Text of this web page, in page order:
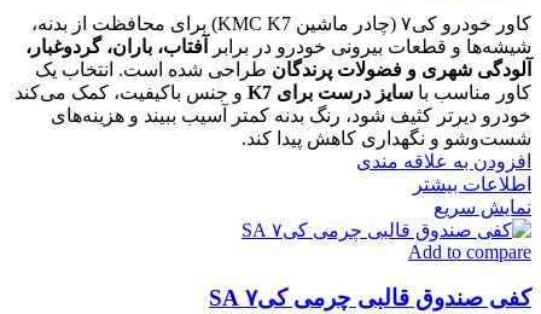
کاور خودرو کی۷ (چادر ماشین KMC K7) برای محافظت از بدنه،
شیشه‌ها و قطعات بیرونی خودرو در برابر
آفتاب، باران، گردوغبار،
آلودگی شهری و فضولات پرندگان طراحی شده است. انتخاب یک
کاور مناسب با سایز درست برای K7
و جنس باکیفیت، کمک می‌کند
خودرو دیرتر کثیف شود، رنگ بدنه کمتر آسیب ببیند و هزینه‌های
شست‌وشو و نگهداری کاهش پیدا کند.
افزودن به علاقه مندی
اطلاعات بیشتر
نمایش سریع
Add to compare
کفی صندوق قالبی چرمی کی۷ SA